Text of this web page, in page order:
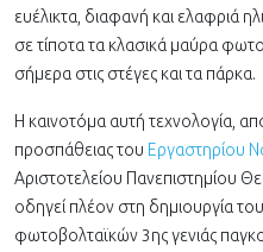
ευέλικτα, διαφανή και ελαφριά
σε τίποτα τα κλασικά μαύρα
σήμερα στις στέγες και τα πάρκα.
Η καινοτόμα αυτή τεχνολογία,
προσπάθειας του Εργαστηρίου
Αριστοτελείου Πανεπιστημίου
οδηγεί πλέον στη δημιουργία
φωτοβολταϊκών 3ης γενιάς